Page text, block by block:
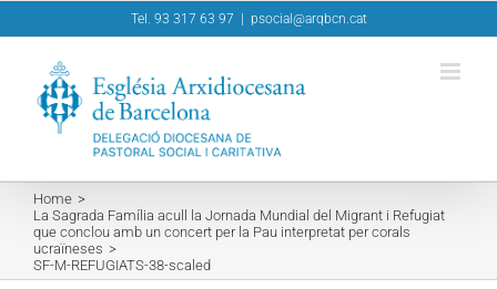
to
Tel. 93 317 63 97 psocial@arqbcn.cat
Home
La Sagrada Família acull la Jornada Mundial del Migrant i Refugiat
que conclou amb un concert per la Pau interpretat per corals
ucraïneses
SF-M-REFUGIATS-38-scaled